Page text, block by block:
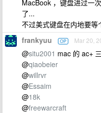
MacBook ，键盘进过一
了...
不过美式键盘在内地要等
frankyuu OP Mar 20,
@situ2001 mac 的 ac+
@qiaobeier
@willrvr
@Essaim
@18k
@freewarcraft